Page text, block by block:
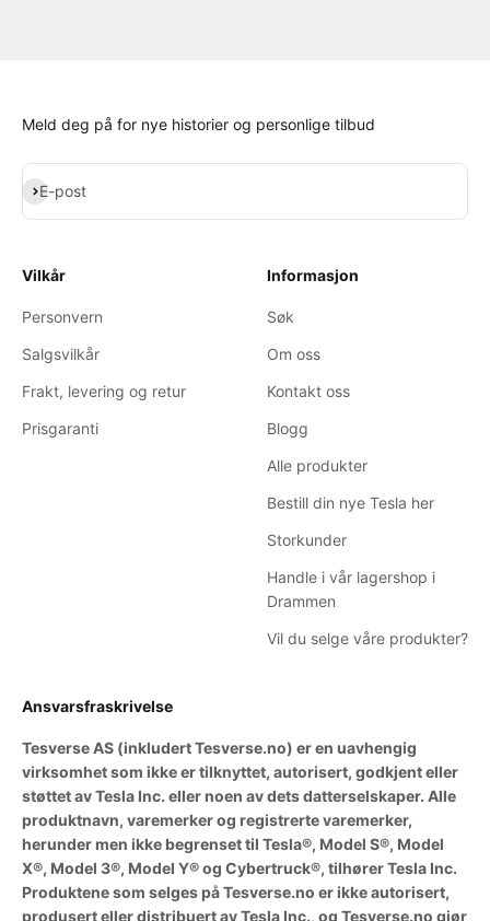
Meld deg på for nye historier og personlige tilbud
E-post
Abonner
Vilkår
Personvern
Salgsvilkår
Frakt, levering og retur
Prisgaranti
Informasjon
Søk
Om oss
Kontakt oss
Blogg
Alle produkter
Bestill din nye Tesla her
Storkunder
Handle i vår lagershop i
Drammen
Vil du selge våre produkter?
Ansvarsfraskrivelse
Tesverse AS (inkludert Tesverse.no) er en uavhengig
virksomhet som ikke er tilknyttet, autorisert, godkjent eller
støttet av Tesla Inc. eller noen av dets datterselskaper. Alle
produktnavn, varemerker og registrerte varemerker,
herunder men ikke begrenset til Tesla®, Model S®, Model
X®, Model 3®, Model Y® og Cybertruck®, tilhører Tesla Inc.
Produktene som selges på Tesverse.no er ikke autorisert,
produsert eller distribuert av Tesla Inc., og Tesverse.no gjør